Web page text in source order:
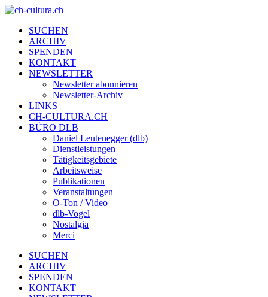
SUCHEN
ARCHIV
SPENDEN
KONTAKT
NEWSLETTER
Newsletter abonnieren
Newsletter-Archiv
LINKS
CH-CULTURA.CH
BÜRO DLB
Daniel Leutenegger (dlb)
Dienstleistungen
Tätigkeitsgebiete
Arbeitsweise
Publikationen
Veranstaltungen
O-Ton / Video
dlb-Vogel
Nostalgia
Merci
SUCHEN
ARCHIV
SPENDEN
KONTAKT